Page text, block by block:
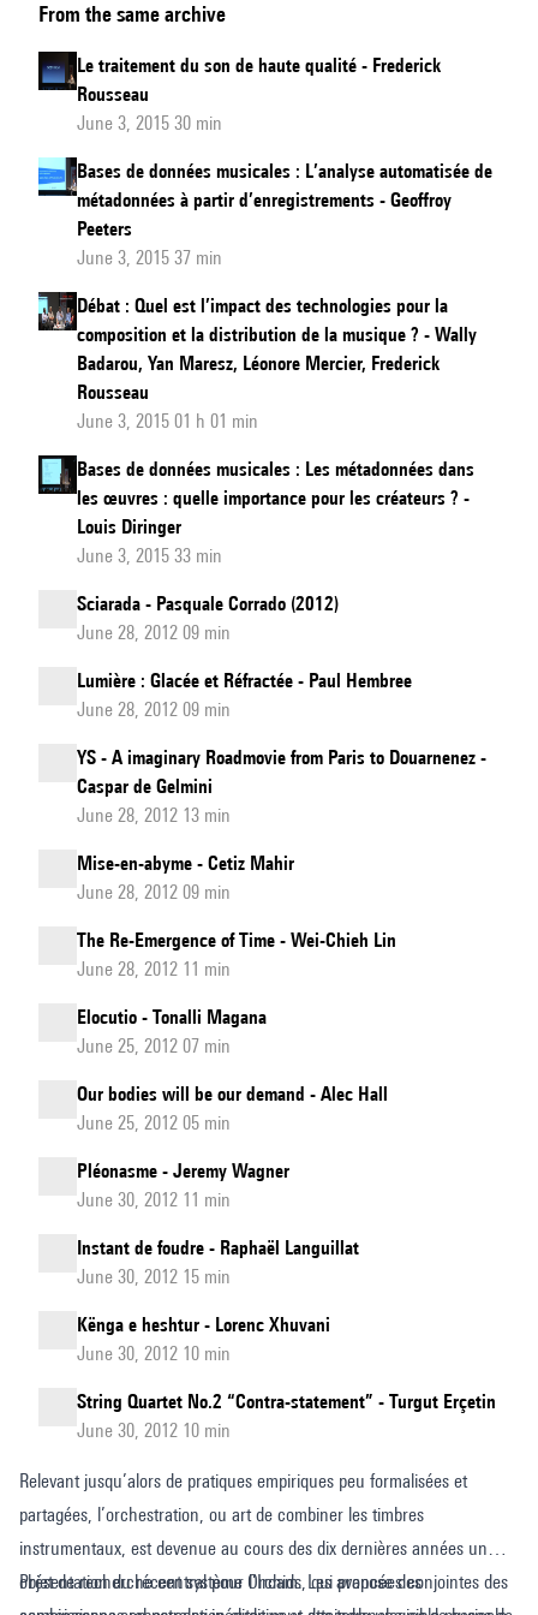
informatique
à
l’orchestration
From the same archive
Le traitement du son de haute qualité - Frederick
Rousseau
June 3, 2015 30 min
Bases de données musicales : L’analyse automatisée de
métadonnées à partir d’enregistrements - Geoffroy
Peeters
June 3, 2015 37 min
Débat : Quel est l’impact des technologies pour la
composition et la distribution de la musique ? - Wally
Badarou, Yan Maresz, Léonore Mercier, Frederick
Rousseau
June 3, 2015 01 h 01 min
Bases de données musicales : Les métadonnées dans
les œuvres : quelle importance pour les créateurs ? -
Louis Diringer
June 3, 2015 33 min
Sciarada - Pasquale Corrado (2012)
June 28, 2012 09 min
Lumière : Glacée et Réfractée - Paul Hembree
June 28, 2012 09 min
YS - A imaginary Roadmovie from Paris to Douarnenez -
Caspar de Gelmini
June 28, 2012 13 min
Mise-en-abyme - Cetiz Mahir
June 28, 2012 09 min
The Re-Emergence of Time - Wei-Chieh Lin
June 28, 2012 11 min
Elocutio - Tonalli Magana
June 25, 2012 07 min
Our bodies will be our demand - Alec Hall
June 25, 2012 05 min
Pléonasme - Jeremy Wagner
June 30, 2012 11 min
Instant de foudre - Raphaël Languillat
June 30, 2012 15 min
Kënga e heshtur - Lorenc Xhuvani
June 30, 2012 10 min
String Quartet No.2 “Contra-statement” - Turgut Erçetin
June 30, 2012 10 min
Relevant jusqu’alors de pratiques empiriques peu formalisées et
partagées, l’orchestration, ou art de combiner les timbres
instrumentaux, est devenue au cours des dix dernières années un
objet de recherche central pour l’Ircam. Les avancées conjointes des
Présentation du récent système Orchids, qui propose des